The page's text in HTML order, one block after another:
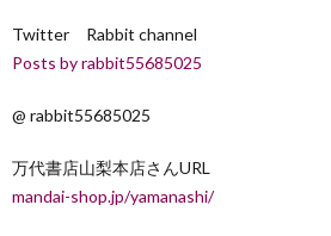
Twitter Rabbit channel
Posts by rabbit55685025
@ rabbit55685025
万代書店山梨本店さんURL
mandai-shop.jp/yamanashi/